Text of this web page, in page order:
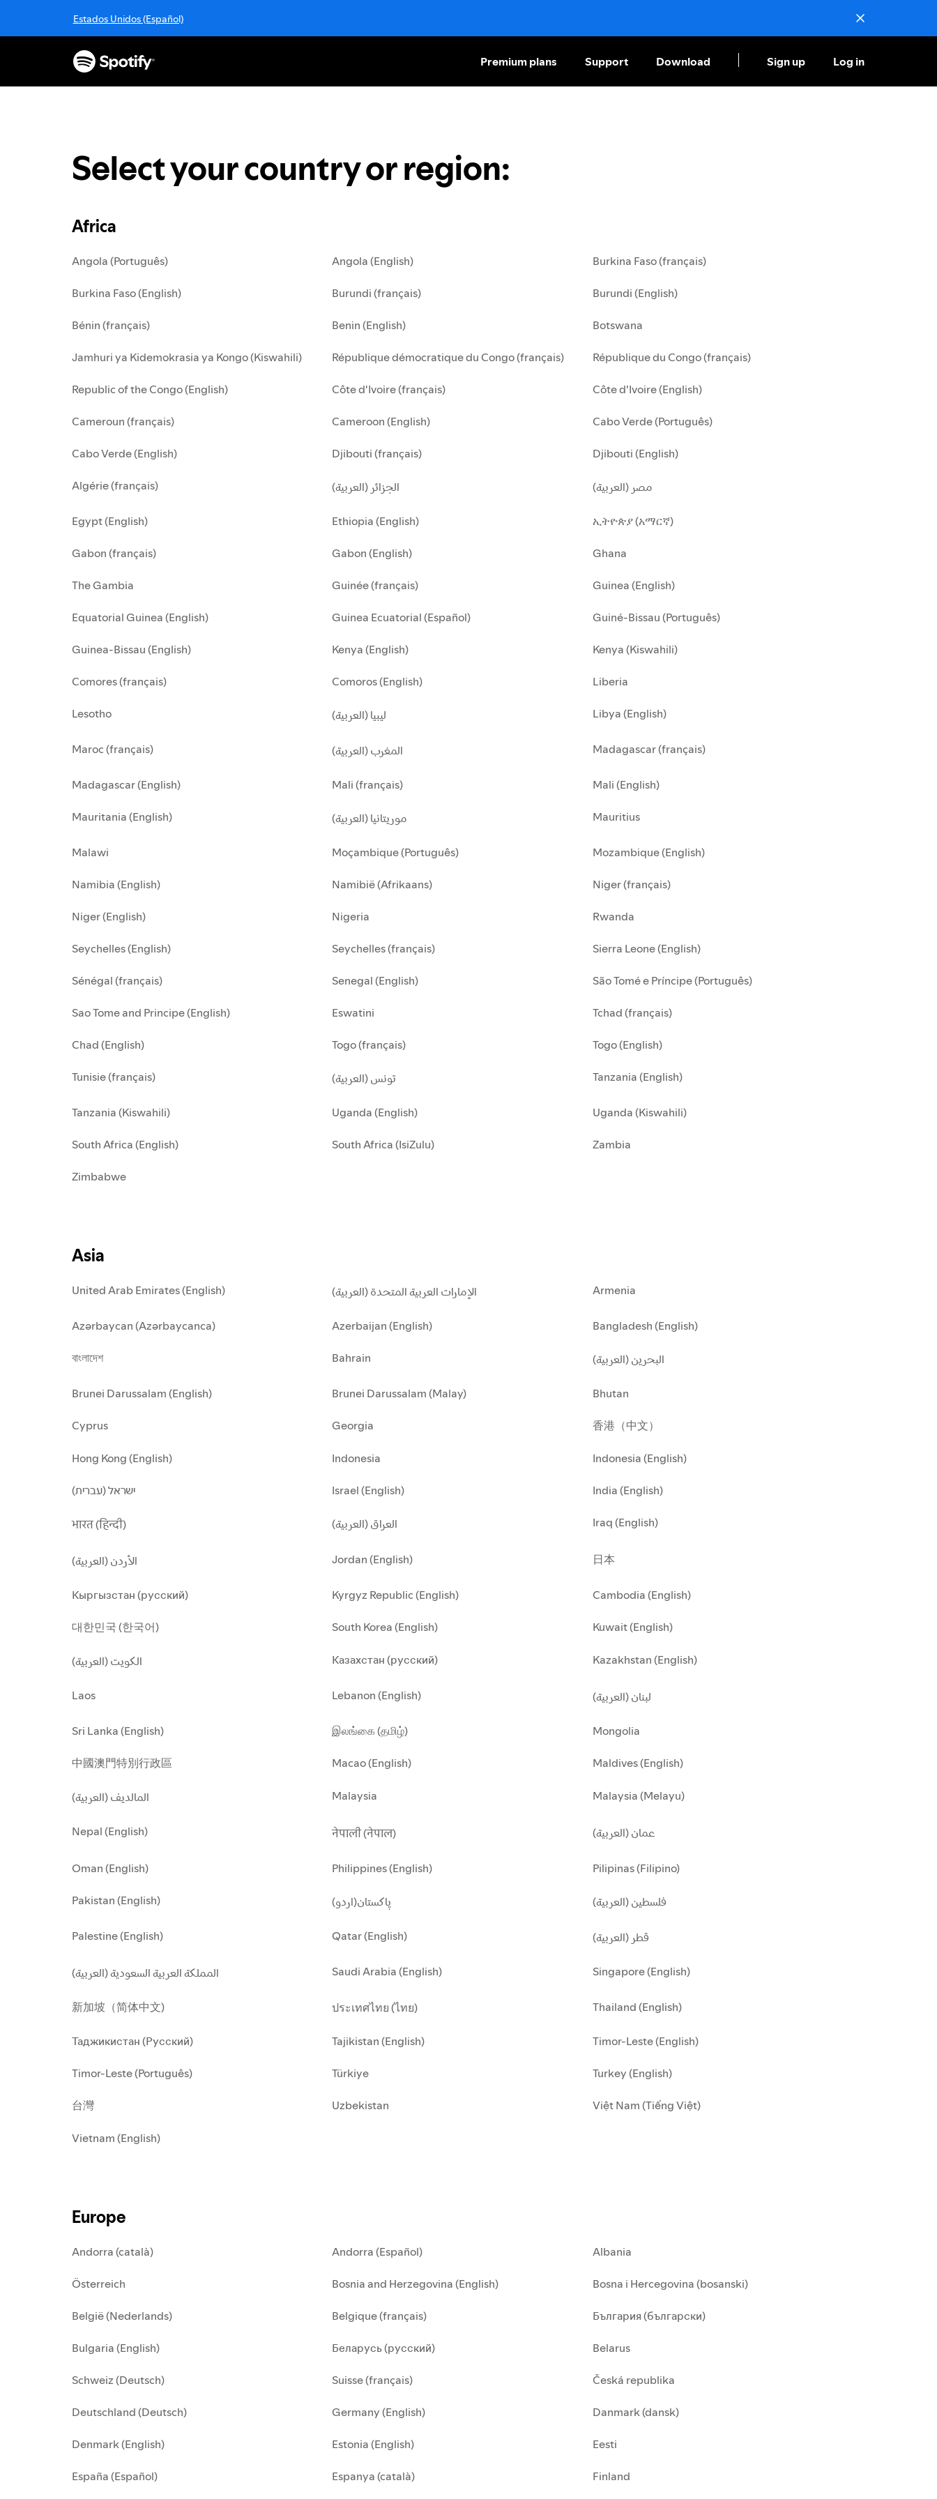
i
o
Estados Unidos (Español)
Premium plans Support Download Sign up Log in
Select your country or region:
Africa
Angola (Português) Angola (English) Burkina Faso (français)
Burkina Faso (English) Burundi (français) Burundi (English)
Bénin (français) Benin (English) Botswana
Jamhuri ya Kidemokrasia ya Kongo (Kiswahili) République démocratique du Congo (français) République du Congo (français)
Republic of the Congo (English) Côte d'Ivoire (français) Côte d'Ivoire (English)
Cameroun (français) Cameroon (English) Cabo Verde (Português)
Cabo Verde (English) Djibouti (français) Djibouti (English)
Algérie (français) الجزائر (العربية) مصر (العربية)
Egypt (English) Ethiopia (English) ኢትዮጵያ (አማርኛ)
Gabon (français) Gabon (English) Ghana
The Gambia Guinée (français) Guinea (English)
Equatorial Guinea (English) Guinea Ecuatorial (Español) Guiné-Bissau (Português)
Guinea-Bissau (English) Kenya (English) Kenya (Kiswahili)
Comores (français) Comoros (English) Liberia
Lesotho ليبيا (العربية) Libya (English)
Maroc (français) المغرب (العربية) Madagascar (français)
Madagascar (English) Mali (français) Mali (English)
Mauritania (English) موريتانيا (العربية) Mauritius
Malawi Moçambique (Português) Mozambique (English)
Namibia (English) Namibië (Afrikaans) Niger (français)
Niger (English) Nigeria Rwanda
Seychelles (English) Seychelles (français) Sierra Leone (English)
Sénégal (français) Senegal (English) São Tomé e Príncipe (Português)
Sao Tome and Principe (English) Eswatini Tchad (français)
Chad (English) Togo (français) Togo (English)
Tunisie (français) تونس (العربية) Tanzania (English)
Tanzania (Kiswahili) Uganda (English) Uganda (Kiswahili)
South Africa (English) South Africa (IsiZulu) Zambia
Zimbabwe
Asia
United Arab Emirates (English) الإمارات العربية المتحدة (العربية) Armenia
Azərbaycan (Azərbaycanca) Azerbaijan (English) Bangladesh (English)
বাংলাদেশ Bahrain البحرين (العربية)
Brunei Darussalam (English) Brunei Darussalam (Malay) Bhutan
Cyprus Georgia 香港（中文）
Hong Kong (English) Indonesia Indonesia (English)
ישראל (עברית) Israel (English) India (English)
भारत (हिन्दी) العراق (العربية) Iraq (English)
الأردن (العربية) Jordan (English) 日本
Кыргызстан (русский) Kyrgyz Republic (English) Cambodia (English)
대한민국 (한국어) South Korea (English) Kuwait (English)
الكويت (العربية) Казахстан (русский) Kazakhstan (English)
Laos Lebanon (English) لبنان (العربية)
Sri Lanka (English) இலங்கை (தமிழ்) Mongolia
中國澳門特別行政區 Macao (English) Maldives (English)
المالديف (العربية) Malaysia Malaysia (Melayu)
Nepal (English) नेपाली (नेपाल) عمان (العربية)
Oman (English) Philippines (English) Pilipinas (Filipino)
Pakistan (English) پاکستان(اردو) فلسطين (العربية)
Palestine (English) Qatar (English) قطر (العربية)
المملكة العربية السعودية (العربية) Saudi Arabia (English) Singapore (English)
新加坡（简体中文) ประเทศไทย (ไทย) Thailand (English)
Таджикистан (Русский) Tajikistan (English) Timor-Leste (English)
Timor-Leste (Português) Türkiye Turkey (English)
台灣 Uzbekistan Việt Nam (Tiếng Việt)
Vietnam (English)
Europe
Andorra (català) Andorra (Español) Albania
Österreich Bosnia and Herzegovina (English) Bosna i Hercegovina (bosanski)
België (Nederlands) Belgique (français) България (български)
Bulgaria (English) Беларусь (русский) Belarus
Schweiz (Deutsch) Suisse (français) Česká republika
Deutschland (Deutsch) Germany (English) Danmark (dansk)
Denmark (English) Estonia (English) Eesti
España (Español) Espanya (català) Finland